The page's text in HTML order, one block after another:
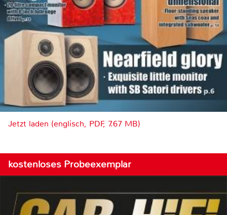
Jetzt laden (englisch, PDF, 7.67 MB)
kostenloses Probeexemplar